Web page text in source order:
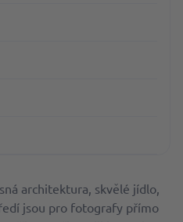
architektura, skvělé jídlo,
jsou pro fotografy přímo